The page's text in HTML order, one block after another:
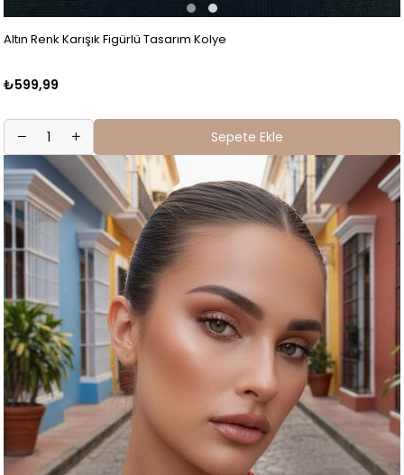
Altın Renk Karışık Figürlü Tasarım Kolye
₺599,99
Sepete Ekle